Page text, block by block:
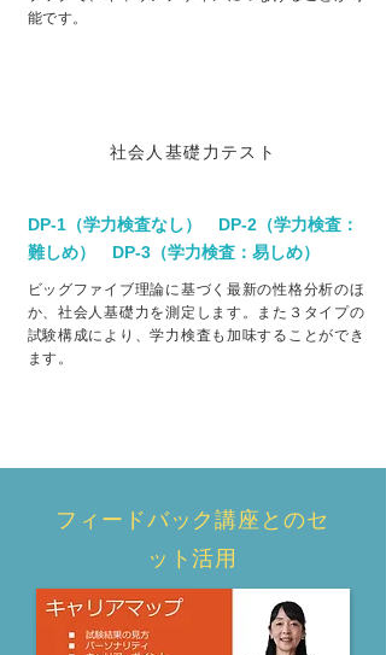
能です。
社会人基礎力テスト
DP-1（学力検査なし） DP-2（学力検査：
難しめ） DP-3（学力検査：易しめ）
ビッグファイブ理論に基づく最新の性格分析のほ
か、社会人基礎力を測定します。また３タイプの
試験構成により、学力検査も加味することができ
ます。
フィードバック講座とのセ
ット活用